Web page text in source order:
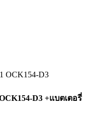
D3 +แบตเตอรี่